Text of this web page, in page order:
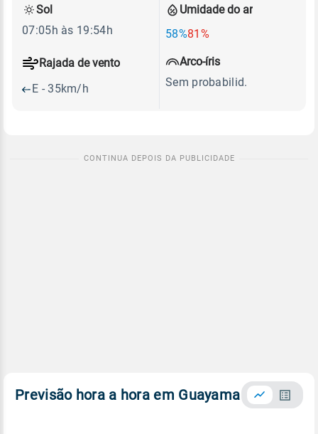
Umidade do ar
58%81%
Rajada de vento
E - 35km/h
Sol
07:05h às 19:54h
Arco-íris
Sem probabilid.
Previsão hora a hora em Guayama